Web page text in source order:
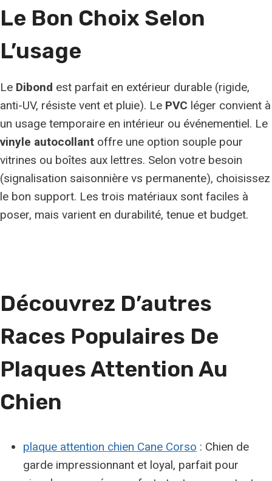
Le Bon Choix Selon
L’usage
Le Dibond est parfait en extérieur durable (rigide,
anti-UV, résiste vent et pluie). Le PVC léger convient à
un usage temporaire en intérieur ou événementiel. Le
vinyle autocollant offre une option souple pour
vitrines ou boîtes aux lettres. Selon votre besoin
(signalisation saisonnière vs permanente), choisissez
le bon support. Les trois matériaux sont faciles à
poser, mais varient en durabilité, tenue et budget.
Découvrez D’autres
Races Populaires De
Plaques Attention Au
Chien
plaque attention chien Cane Corso : Chien de
garde impressionnant et loyal, parfait pour